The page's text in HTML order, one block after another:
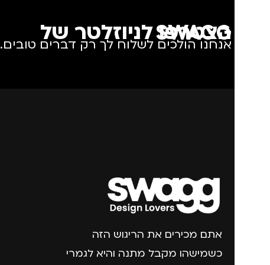
הצטרפו לניוזלטר של SWAGG
אנחנו הולכים לשלוח לך רק דברים טובים.
אתם מכירים את הריגוש הזה
כשמישהו מקבל מתנה והיא לגמרי